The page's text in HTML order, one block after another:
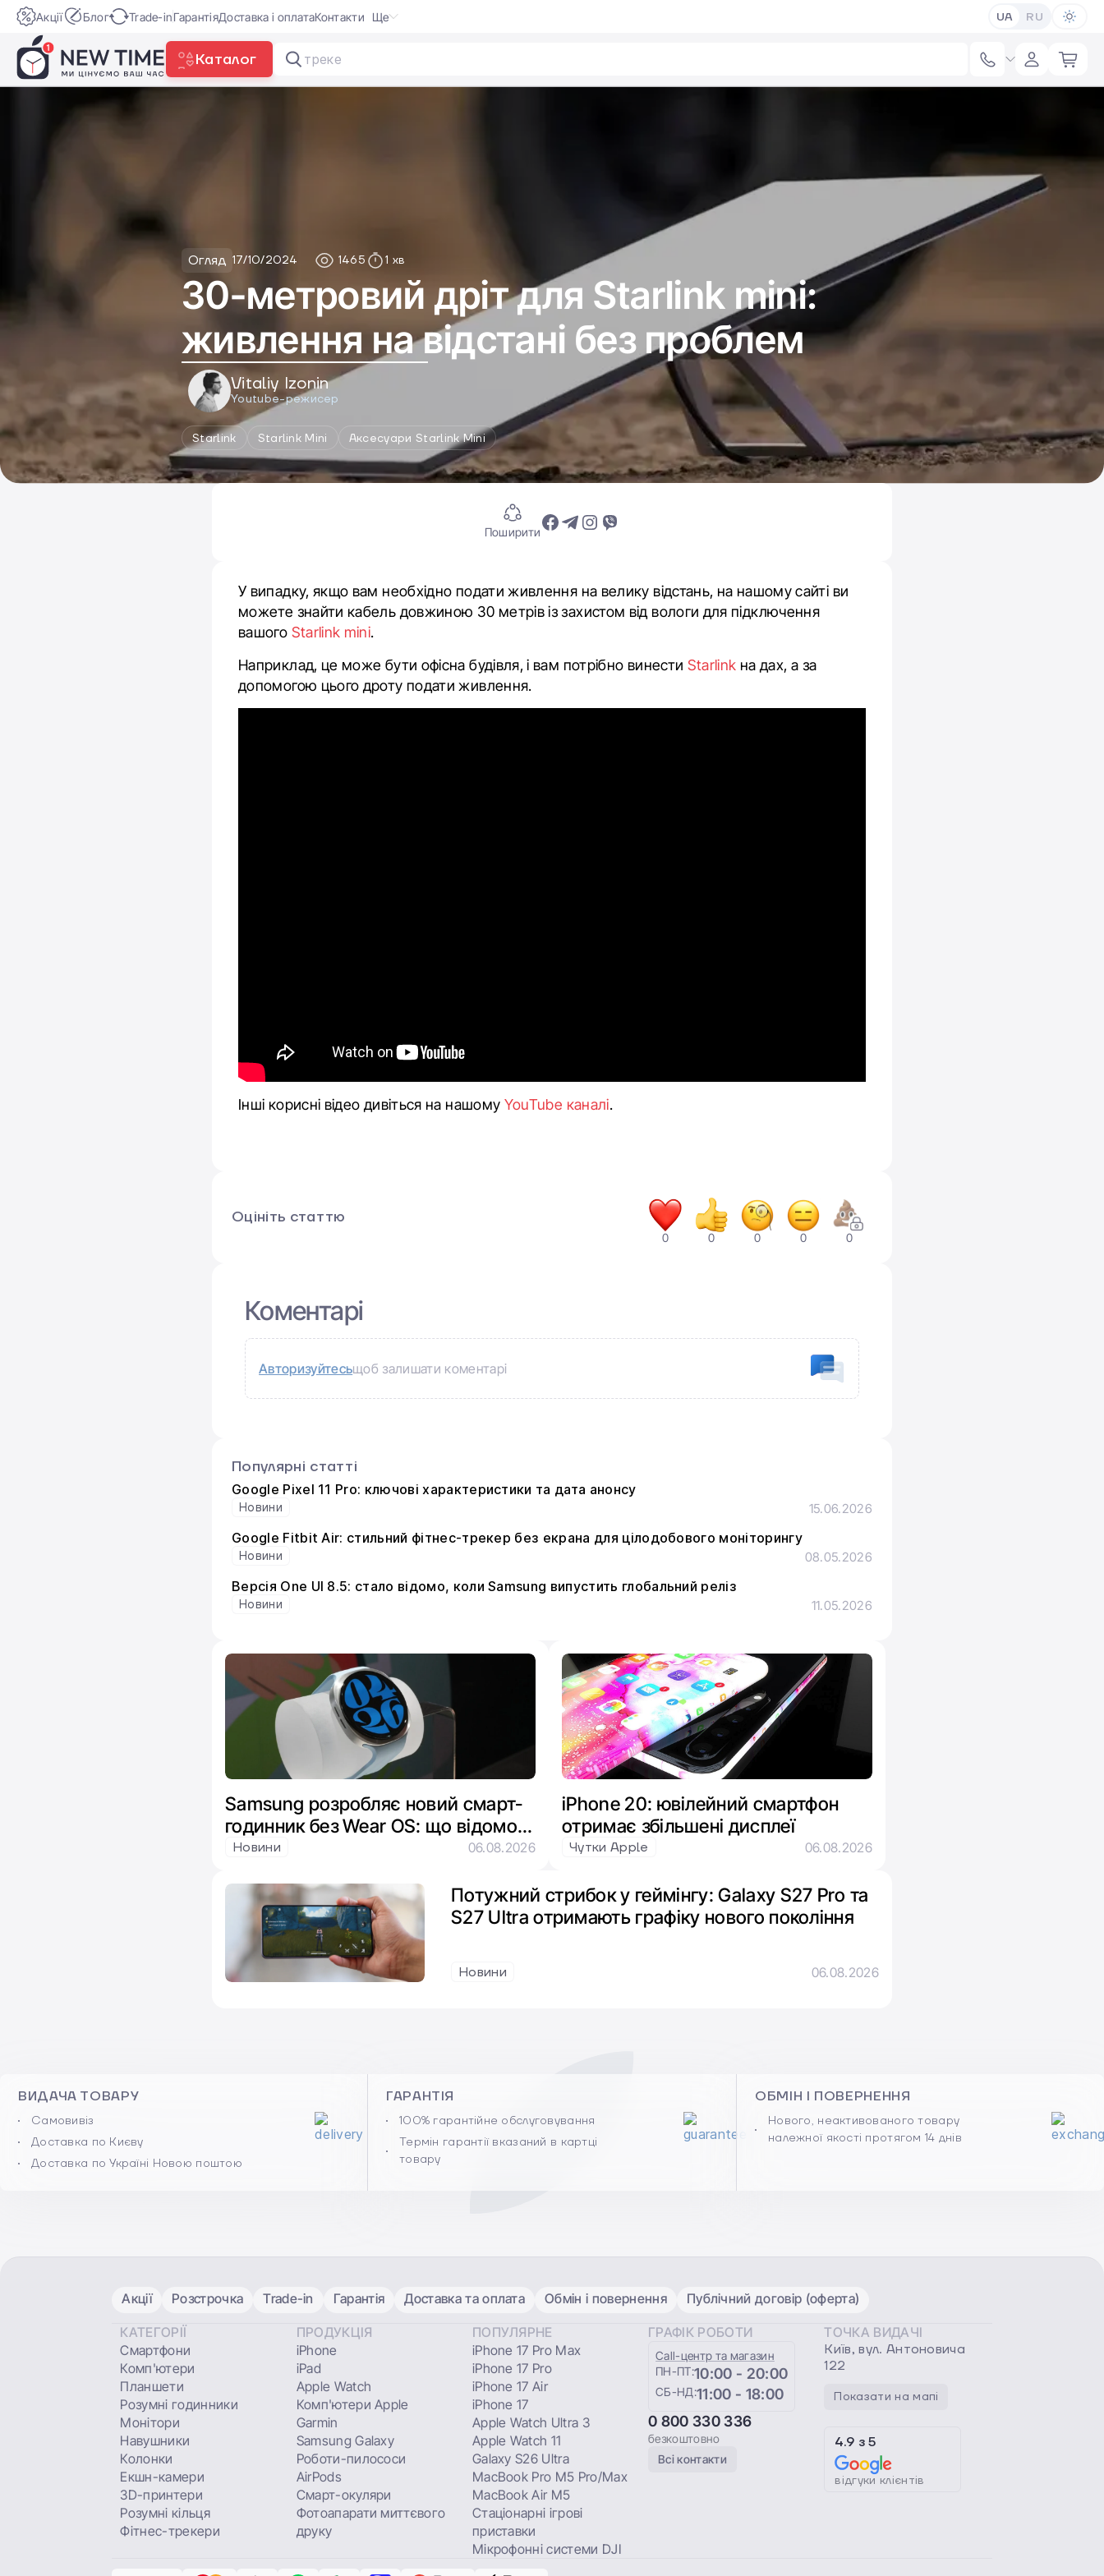
Акції Блог Trade-inГарантіяДоставка і оплатаКонтакти Ще UA RU
Каталог XGIMI M
Огляд 17/10/2024 1465 1 хв
30-метровий дріт для Starlink mini:
живлення на відстані без проблем
Vitaliy Izonin
Youtube-режисер
Starlink Starlink Mini Аксесуари Starlink Mini
Поширити
У випадку, якщо вам необхідно подати живлення на велику відстань, на нашому сайті ви
можете знайти кабель довжиною 30 метрів із захистом від вологи для підключення
вашого Starlink mini.
Наприклад, це може бути офісна будівля, і вам потрібно винести Starlink на дах, а за
допомогою цього дроту подати живлення.
Інші корисні відео дивіться на нашому YouTube каналі.
Оцініть статтю
0 0 0 0 0
Коментарі
Авторизуйтесьщоб залишати коментарі
Популярні статті
Google Pixel 11 Pro: ключові характеристики та дата анонсу
Новини 15.06.2026
Google Fitbit Air: стильний фітнес-трекер без екрана для цілодобового моніторингу
Новини 08.05.2026
Версія One UI 8.5: стало відомо, коли Samsung випустить глобальний реліз
Новини 11.05.2026
Samsung розробляє новий смарт-
годинник без Wear OS: що відомо
про Galaxy Aero
Новини 06.08.2026
iPhone 20: ювілейний смартфон
отримає збільшені дисплеї
Чутки Apple 06.08.2026
Потужний стрибок у геймінгу: Galaxy S27 Pro та
S27 Ultra отримають графіку нового покоління
Новини 06.08.2026
ВИДАЧА ТОВАРУ
Самовивіз
Доставка по Києву
Доставка по Україні Новою поштою
ГАРАНТІЯ
100% гарантійне обслуговування
Термін гарантії вказаний в картці
товару
ОБМІН І ПОВЕРНЕННЯ
Нового, неактивованого товару
належної якості протягом 14 днів
Акції Розстрочка Trade-in Гарантія Доставка та оплата Обмін і повернення Публічний договір (оферта)
КАТЕГОРІЇ
Смартфони
Комп'ютери
Планшети
Розумні годинники
Монітори
Навушники
Колонки
Екшн-камери
3D-принтери
Розумні кільця
Фітнес-трекери
ПРОДУКЦІЯ
iPhone
iPad
Apple Watch
Комп'ютери Apple
Garmin
Samsung Galaxy
Роботи-пилососи
AirPods
Смарт-окуляри
Фотоапарати миттєвого
друку
ПОПУЛЯРНЕ
iPhone 17 Pro Max
iPhone 17 Pro
iPhone 17 Air
iPhone 17
Apple Watch Ultra 3
Apple Watch 11
Galaxy S26 Ultra
MacBook Pro M5 Pro/Max
MacBook Air M5
Стаціонарні ігрові
приставки
Мікрофонні системи DJI
ГРАФІК РОБОТИ
Сall-центр та магазин
ПН-ПТ:10:00 - 20:00
СБ-НД:11:00 - 18:00
0 800 330 336
безкоштовно
Всі контакти
ТОЧКА ВИДАЧІ
Київ, вул. Антоновича
122
Показати на мапі
4.9 з5
відгуки клієнтів